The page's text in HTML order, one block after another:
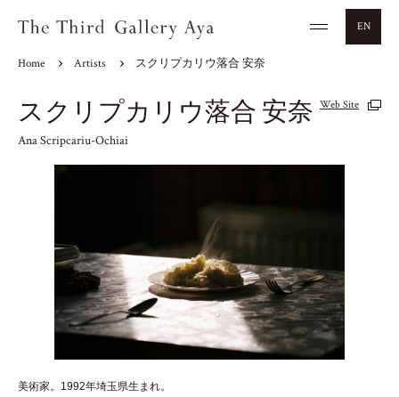
EN
Home Artists スクリプカリウ落合 安奈
スクリプカリウ落合 安奈
Ana Scripcariu-Ochiai
Web Site
美術家。1992年埼玉県生まれ。